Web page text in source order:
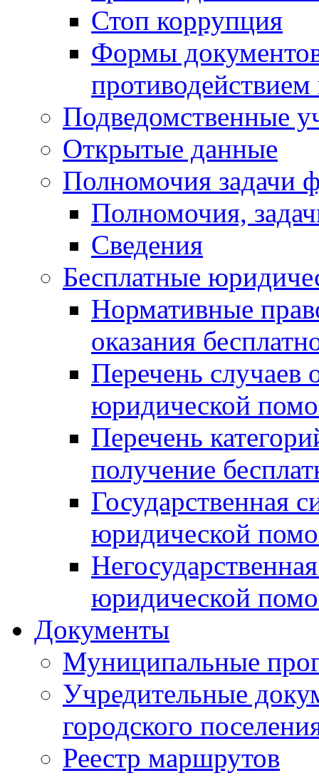
Стоп коррупция
Формы
Подведомственные
Открытые данные
Полномочия задачи
Полномочия,
Сведения
Бесплатные
Нормативные
оказания
Перечень случаев
юридической
Перечень
получение
Государственная
юридической
юридической
Документы
Муниципальные
Учредительные
городского
Реестр маршрутов